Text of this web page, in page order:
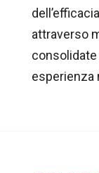
attraverso
consolidate
esperienza